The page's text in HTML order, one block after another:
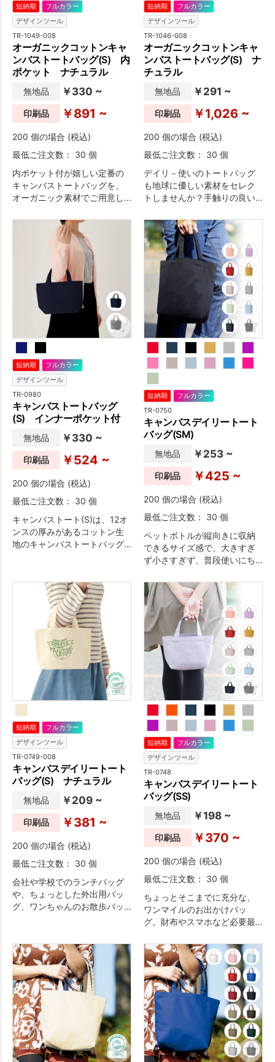
短納期
フルカラー
デザインツール
TR-1049-008
オーガニックコットンキャ
ンバストートバッグ(S) 内
ポケット ナチュラル
無地品 ￥330 ~
印刷品 ￥891 ~
200 個の場合 (税込)
最低ご注文数： 30 個
内ポケット付が嬉しい定番の
キャンバストートバッグを、
オーガニック素材でご用意し
エコなイメージと一緒にアピ
ールすることができるエシカ
ルなノベルティとしてもおす
すめの商品となっておりま
す。厚みはもっともスタンダ
ードで使いやすい10オンス。
厚手で丈夫なので普段使いで
きます。内ポケットには鍵や
携帯などの小物を入れること
ができ、お出かけの際のサブ
バッグやランチバッグとして
重宝します。1色印刷とフルカ
ラー印刷に対応しており、オ
リジナルの名入れをすればお
しゃれなノベルティグッズに
なります。SDGs関連のキャン
ペーンの特典や、ファミリー
ぴったりのキャンバストート
バッグです。
短納期
フルカラー
デザインツール
TR-1046-008
オーガニックコットンキャ
ンバストートバッグ(S) ナ
チュラル
無地品 ￥291 ~
印刷品 ￥1,026 ~
200 個の場合 (税込)
最低ご注文数： 30 個
デイリ－使いのトートバッグ
も地球に優しい素材をセレク
トしませんか？手触りの良い
た、丈夫なキャンバストート
バッグです。内ポケットがな
いので両面印刷もOK。(※版
代・印刷代が追加で発生いた
します)名入れ可能範囲が広い
ので、1色印刷でもフルカラー
印刷でも大きくデザインを入
れることが可能です。記念品
や物販商品、ノベルティなど
幅広い用途で利用していただ
けます。サスティナブルな素
材で作られているため、SDGs
関連イベントのノベルティや
学生向けに配るオリジナルバ
ッグとしても人気がありま
す。サイズ違いのMサイズ、L
サイズのバッグもございます
ので、用途に合わせてお選び
いただけます。
短納期
フルカラー
デザインツール
TR-0980
キャンバストートバッグ
(S) インナーポケット付
無地品 ￥330 ~
印刷品 ￥524 ~
200 個の場合 (税込)
最低ご注文数： 30 個
キャンバストート(S)は、12オ
ンスの厚みがあるコットン生
地のキャンバストートバッグ
いただけます。ランチタイム
のお弁当の持ち運びや、ちょ
っとしたお出かけ用のバッグ
としてもおすすめのサイズ感
です。キーホルダーフック付
きなので、物販品としてキー
ホルダーとのセット販売でご
提案の幅が広がります。バッ
グの中には内ポケットが付い
ており、スマートフォンやキ
ーケースなどの小物を楽々収
納できます。印刷面は本体部
分の表側に広く印刷すること
が可能。印刷色は、1色印刷・
フルカラー印刷からお選びい
ただけます。本体カラーに合
わせて、ロゴやデザインなど
を入稿すれば、おしゃれなノ
ベルティ・販促品に仕上げる
ことができます。
短納期 フルカラー
TR-0750
キャンバスデイリートート
バッグ(SM)
無地品 ￥253 ~
印刷品 ￥425 ~
200 個の場合 (税込)
最低ご注文数： 30 個
ペットボトルが縦向きに収納
できるサイズ感で、大きすぎ
ず小さすぎず、普段使いにち
す。柔らかさがありつつしっ
かりとした10オンスのコット
ン生地を使用しています。本
体色が豊富なので会社やキャ
ラクターのイメージカラーに
合わせて選べるほか、多様な
デザインにマッチします。発
色のいい熱転写印刷に対応し
ておりますので、本体カラー
が濃色であっても綺麗にフル
カラー印刷できます。名入れ
をしてノベルティや記念品に
するのはもちろん、他のグッ
ズとのセット提案もおすすめ
です。
短納期
フルカラー
デザインツール
TR-0749-008
キャンバスデイリートート
バッグ(S) ナチュラル
無地品 ￥209 ~
印刷品 ￥381 ~
200 個の場合 (税込)
最低ご注文数： 30 個
会社や学校でのランチバッグ
や、ちょっとした外出用バッ
グ、ワンちゃんのお散歩バッ
す。約9cmのマチがあるので
お弁当も安定して持ち運べま
す。硬すぎずしなやかな10オ
ンスのコットン生地です。丈
夫さとリーズナブルさを両立
した、ノベルティにぴったり
のトートバッグです。フルカ
ラー印刷に対応しており、ナ
チュラルな風合いを活かした
インクジェット印刷が人気で
短納期
フルカラー
デザインツール
TR-0748
キャンバスデイリートート
バッグ(SS)
無地品 ￥198 ~
印刷品 ￥370 ~
200 個の場合 (税込)
最低ご注文数： 30 個
ちょっとそこまでに充分な、
ワンマイルのお出かけバッ
グ。財布やスマホなど必要最
いときに、かさばらずちょう
どいいサイズのミニトートバ
ッグ。硬すぎずしなやかな10
オンスのコットン生地です。
名入れをしてノベルティや記
念品にするのはもちろん、他
のグッズとのセット提案もお
すすめです。広くデザインを
印刷するのもおすすめです
が、ワンポイントの1色名入れ